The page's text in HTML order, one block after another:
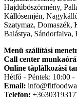
Hajdúböszörmény,
Kállósemjén,
Szatymaz, Domaszék,
Balástya, Sándorfalva,
Menü szállítási
Call center
Online tàplàlkozàsi
Hétfő - Péntek: 10:00 -
Email:
Telefon: